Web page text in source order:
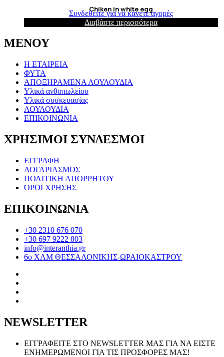
Chiken in white egg
Συνδεθείτε για να κάνετε αγορές
Διαβάστε περισσότερα
ΜΕΝΟΥ
Η ΕΤΑΙΡΕΙΑ
ΦΥΤΑ
ΑΠΟΞΗΡΑΜΕΝΑ ΛΟΥΛΟΥΔΙΑ
Υλικά ανθοπωλείου
Υλικά συσκευασίας
ΛΟΥΛΟΥΔΙΑ
ΕΠΙΚΟΙΝΩΝΙΑ
ΧΡΗΣΙΜΟΙ ΣΥΝΔΕΣΜΟΙ
ΕΓΓΡΑΦΗ
ΛΟΓΑΡΙΑΣΜΟΣ
ΠΟΛΙΤΙΚΗ ΑΠΟΡΡΗΤΟΥ
ΌΡΟΙ ΧΡΗΣΗΣ
ΕΠΙΚΟΙΝΩΝΙΑ
+30 2310 676 070
+30 697 9222 803
info@interanthia.gr
6ο ΧΛΜ ΘΕΣΣΑΛΟΝΙΚΗΣ-ΩΡΑΙΟΚΑΣΤΡΟΥ
NEWSLETTER
ΕΓΓΡΑΦΕΙΤΕ ΣΤΟ NEWSLETTER ΜΑΣ ΓΙΑ ΝΑ ΕΙΣΤΕ
ΕΝΗΜΕΡΩΜΕΝΟΙ ΓΙΑ ΤΙΣ ΠΡΟΣΦΟΡΕΣ ΜΑΣ!